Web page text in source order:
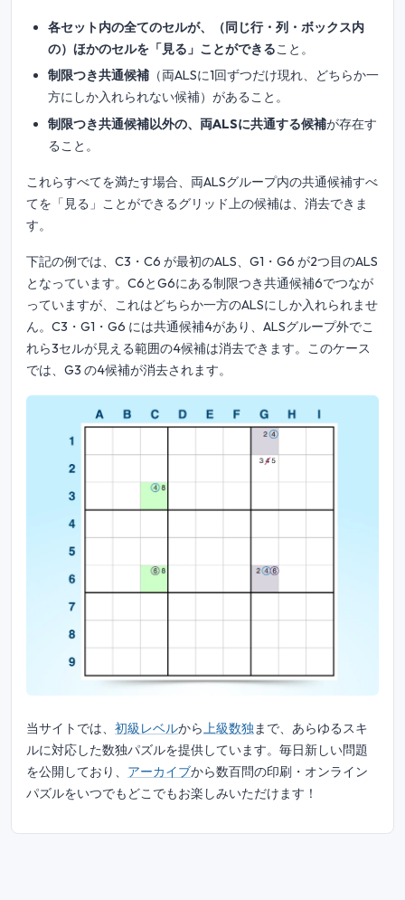
各セット内の全てのセルが、（同じ行・列・ボックス内
の）ほかのセルを「見る」ことができること。
制限つき共通候補 （両ALSに1回ずつだけ現れ、どちらか一
方にしか入れられない候補）があること。
制限つき共通候補以外の、両ALSに共通する候補が存在す
ること。
これらすべてを満たす場合、両ALSグループ内の共通候補すべ
てを「見る」ことができるグリッド上の候補は、消去できま
す。
下記の例では、C3・C6 が最初のALS、G1・G6 が2つ目のALS
となっています。C6とG6にある制限つき共通候補6でつなが
っていますが、これはどちらか一方のALSにしか入れられませ
ん。C3・G1・G6 には共通候補4があり、ALSグループ外でこ
れら3セルが見える範囲の4候補は消去できます。このケース
では、G3 の4候補が消去されます。
当サイトでは、 初級レベルから上級数独まで、あらゆるスキ
ルに対応した数独パズルを提供しています。毎日新しい問題
を公開しており、 アーカイブから数百問の印刷・オンライン
パズルをいつでもどこでもお楽しみいただけます！